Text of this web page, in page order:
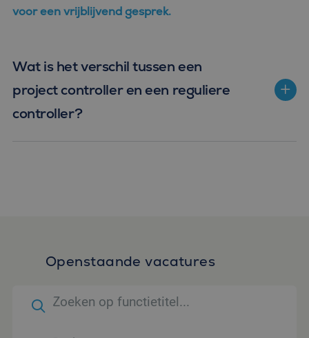
voor een vrijblijvend gesprek.
Wat is het verschil tussen een
project controller en een reguliere
controller?
Openstaande vacatures